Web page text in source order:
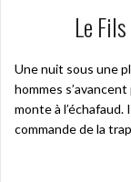
Le
Une nuit sous une
hommes
monte à l’échafaud.
commande de la